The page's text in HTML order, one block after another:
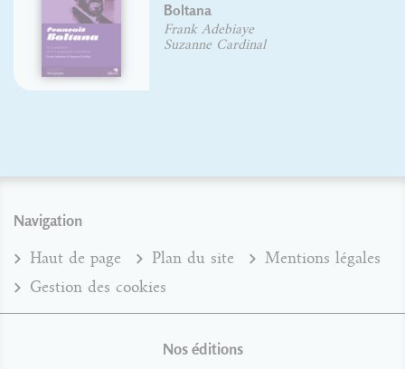
Boltana
Frank Adebiaye
Suzanne Cardinal
Navigation
Haut de page Plan du site
Mentions légales
Gestion des cookies
Nos éditions